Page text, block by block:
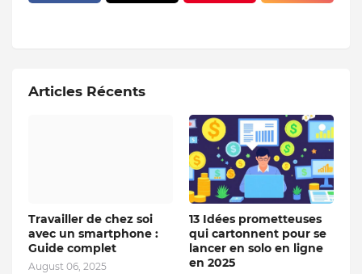
Articles Récents
Travailler de chez soi
avec un smartphone :
Guide complet
August 06, 2025
13 Idées prometteuses
qui cartonnent pour se
lancer en solo en ligne
en 2025